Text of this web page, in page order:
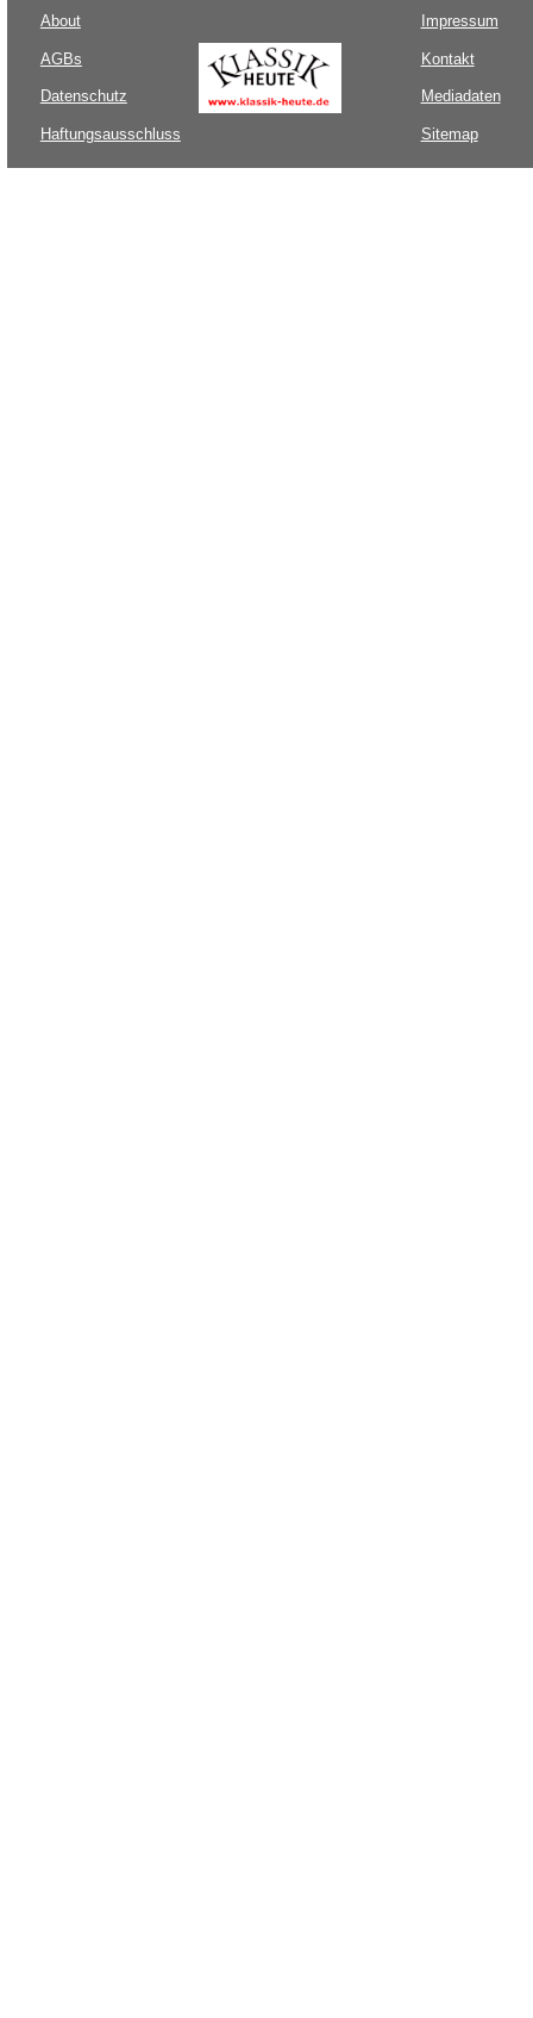
About
AGBs
Datenschutz
Haftungsausschluss
Impressum
Kontakt
Mediadaten
Sitemap